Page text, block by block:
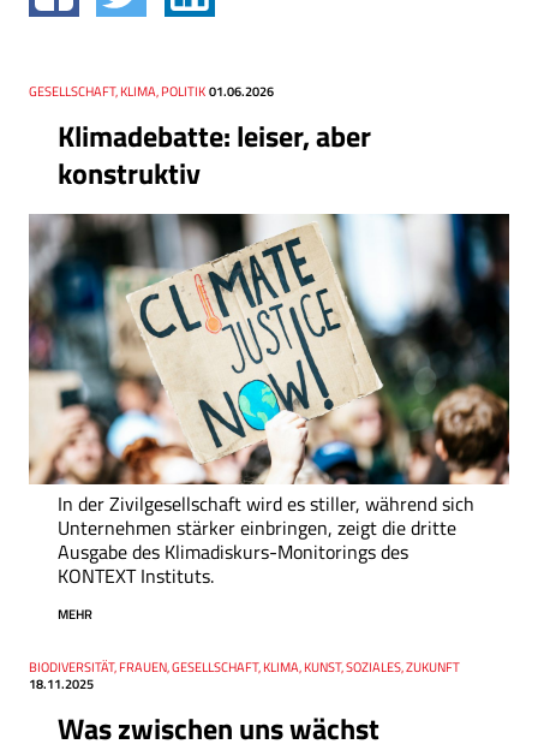
Klimadebatte: leiser, aber
konstruktiv
Thema
GESELLSCHAFT, KLIMA, POLITIK
Datum 01.06.2026
In der Zivilgesellschaft wird es stiller, während sich
Unternehmen stärker einbringen, zeigt die dritte
Ausgabe des Klimadiskurs-Monitorings des
KONTEXT Instituts.
MEHR
Was zwischen uns wächst
Thema
BIODIVERSITÄT, FRAUEN, GESELLSCHAFT, KLIMA, KUNST, SOZIALES, ZUKUNFT
Datum
18.11.2025